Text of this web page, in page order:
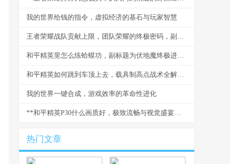
我的世界给钱的指令，虚拟经济的基石与玩家智慧
王者荣耀战队贡献上限，团队荣耀的终极密码，副标题，五人同心其利断金
和平精英里怎么练蛤蟆功，副标题为伏地魔终极进阶心法
和平精英如何跳到车顶上去，载具制高点战术全解析副标题，车顶跳跃技巧与实战应用指南
我的世界一键合成，游戏效率的革命性进化
**和平精英P30什么画质好，极致流畅与视觉盛宴的平衡艺术**
热门文章